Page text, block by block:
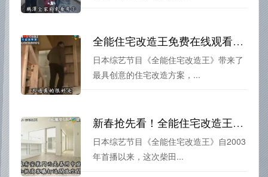
全能住宅改造王免费在线观看全集，让家变成心中理想
日本综艺节目《全能住宅改造王》带来了
最具创意的住宅改造方案，...
新春抢先看！全能住宅改造王特别节目，柴田达志重磅回归
日本综艺节目《全能住宅改造王》自2003
年首播以来，这次柴田...